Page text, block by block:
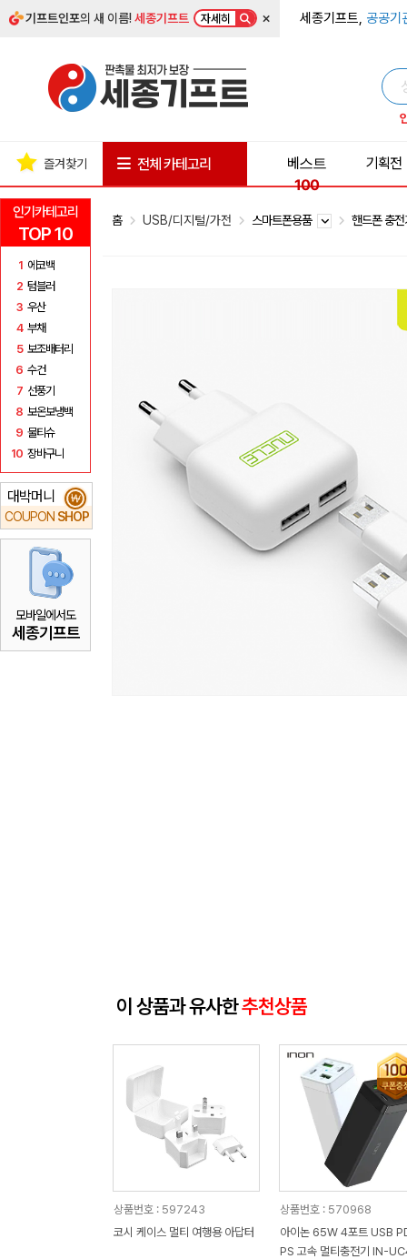
기프트인포의 새 이름!세종기프트 자세히 × 세종기프트, 공공기
인기카테고리
TOP 10
1 에코백
2 텀블러
3 우산
4 부채
5 보조배터리
6 수건
7 선풍기
8 보온보냉백
9 물티슈
10 장바구니
대박머니
COUPON SHOP
₩
모바일에서도
세종기프트
즐겨찾기 전체 카테고리
베스트
100
기획전
홈 USB/디지털/가전 스마트폰용품 핸드폰 충
이 상품과 유사한추천상품
상품번호 : 597243
코시 케이스 멀티 여행용 아답터
상품번호 : 570968
아이논 65W 4포트 USB
PS 고속 멀티충전기 IN-